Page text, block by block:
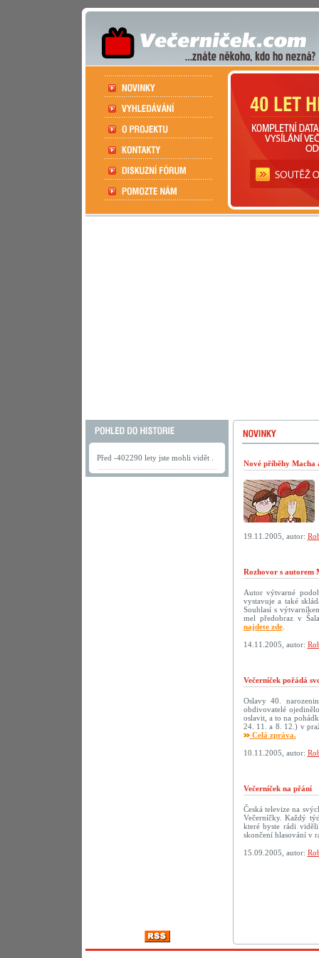
Před -402290 lety jste mohli vidět .
Nové příběhy Macha
19.11.2005, autor:
Rozhovor s autorem
Autor výtvarné
vystavuje a také
Souhlasí s
mel předobraz v
najdete zde.
14.11.2005, autor:
Večerníček pořádá
Oslavy 40.
obdivovatelé
oslavit, a to na
24. 11. a 8. 12.) v
Celá zpráva.
10.11.2005, autor:
Večerníček na přání
Česká televize na
Večerníčky. Každý
které byste rádi
skončení hlasování v
15.09.2005, autor: